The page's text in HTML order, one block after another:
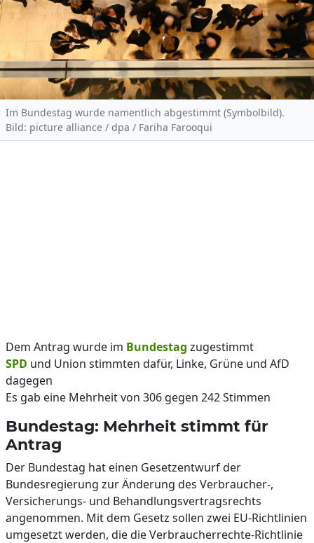
Im Bundestag wurde namentlich abgestimmt (Symbolbild).
Bild: picture alliance / dpa / Fariha Farooqui
Dem Antrag wurde im Bundestag zugestimmt
SPD und Union stimmten dafür, Linke, Grüne und AfD
dagegen
Es gab eine Mehrheit von 306 gegen 242 Stimmen
Bundestag: Mehrheit stimmt für
Antrag
Der Bundestag hat einen Gesetzentwurf der
Bundesregierung zur Änderung des Verbraucher-,
Versicherungs- und Behandlungsvertragsrechts
angenommen. Mit dem Gesetz sollen zwei EU-Richtlinien
umgesetzt werden, die die Verbraucherrechte-Richtlinie